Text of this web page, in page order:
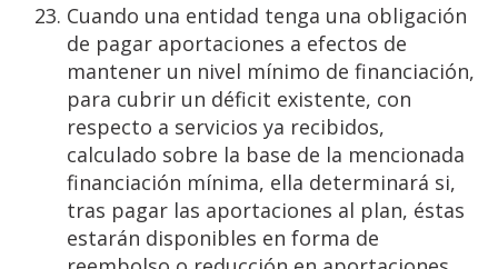
Cuando una entidad tenga una obligación
de pagar aportaciones a efectos de
mantener un nivel mínimo de financiación,
para cubrir un déficit existente, con
respecto a servicios ya recibidos,
calculado sobre la base de la mencionada
financiación mínima, ella determinará si,
tras pagar las aportaciones al plan, éstas
estarán disponibles en forma de